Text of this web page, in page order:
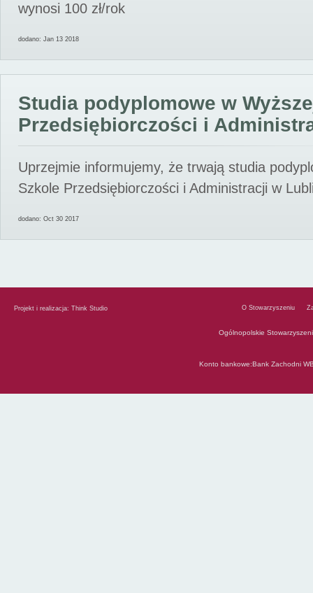
wynosi 100 zł/rok
dodano: Jan 13 2018
Studia podyplomowe w
Przedsiębiorczości i
Uprzejmie informujemy, że trwają studia
Szkole Przedsiębiorczości i Administracji w
dodano: Oct 30 2017
Projekt i realizacja: Think Studio O Stowarzyszeniu
Ogólnopolskie
Konto bankowe:Bank Zachodni